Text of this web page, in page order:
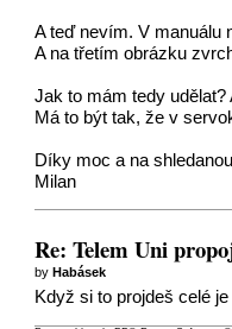
A teď nevím. V manuálu
A na třetím obrázku
Jak to mám tedy
Má to být tak, že v
Díky moc a na shledanou
Milan
Re: Telem Uni
byHabásek
Když si to projdeš celé